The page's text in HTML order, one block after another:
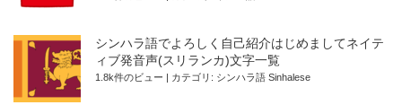
シンハラ語でよろしく自己紹介はじめましてネイテ
ィブ発音声(スリランカ)文字一覧
1.8k件のビュー カテゴリ: シンハラ語 Sinhalese